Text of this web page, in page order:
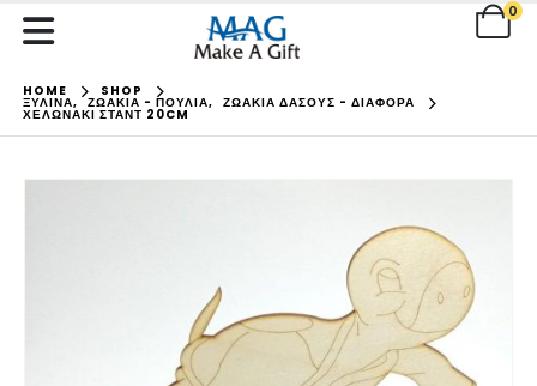
0
HOME SHOP
ΞΥΛΙΝΑ, ΖΩΑΚΙΑ - ΠΟΥΛΙΑ, ΖΩΑΚΙΑ ΔΑΣΟΥΣ - ΔΙΑΦΟΡΑ
ΧΕΛΩΝΆΚΙ ΣΤΑΝΤ 20CM